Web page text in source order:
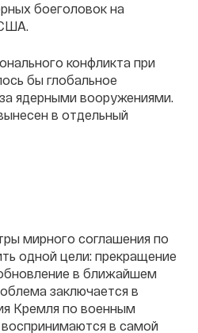
боеголовок на
конфликта при
бы глобальное
ядерными вооружениями.
в отдельный
мирного соглашения по
одной цели: прекращение
в ближайшем
заключается в
Кремля по военным
в самой